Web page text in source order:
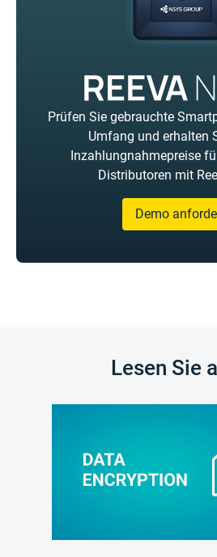
Prüfen Sie gebrauchte
Umfang und erhalten
Inzahlungnahmepreise
Distributoren mit
Demo
Lesen Sie